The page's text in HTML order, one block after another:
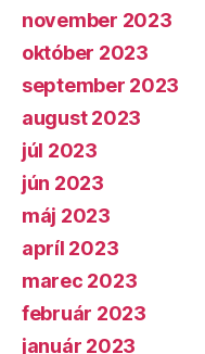
november 2023
október 2023
september 2023
august 2023
júl 2023
jún 2023
máj 2023
apríl 2023
marec 2023
február 2023
január 2023